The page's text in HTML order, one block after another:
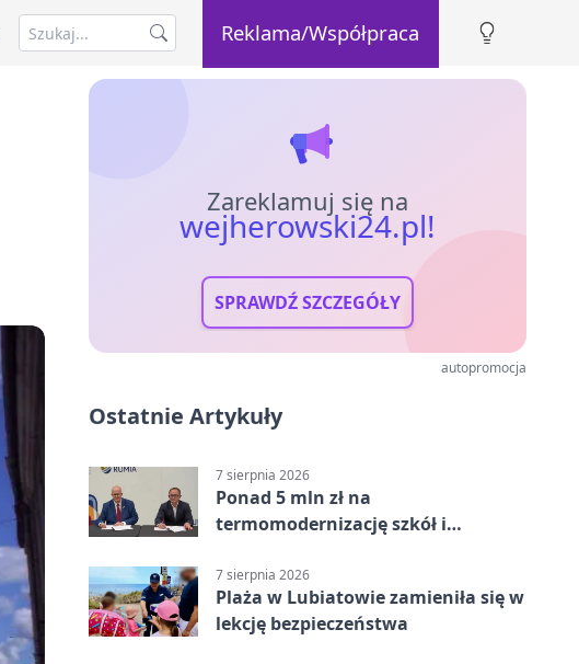
Reklama/Współpraca
Zareklamuj się na
wejherowski24.pl!
SPRAWDŹ SZCZEGÓŁY
autopromocja
Ostatnie Artykuły
7 sierpnia 2026
Ponad 5 mln zł na
termomodernizację szkół i
7 sierpnia 2026
Plaża w Lubiatowie zamieniła się w
lekcję bezpieczeństwa